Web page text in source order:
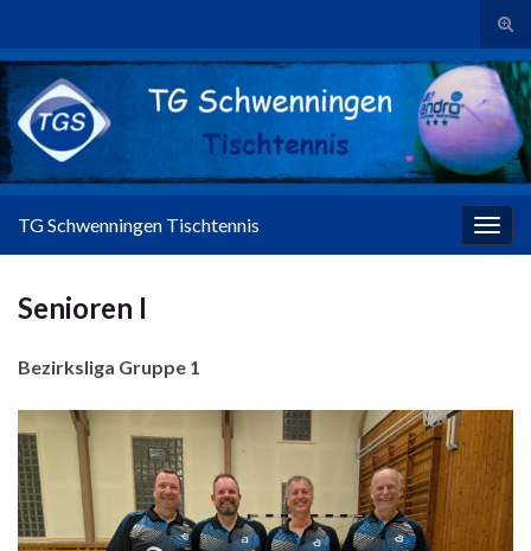
Search for:
TG Schwenningen Tischtennis
Senioren I
Bezirksliga Gruppe 1